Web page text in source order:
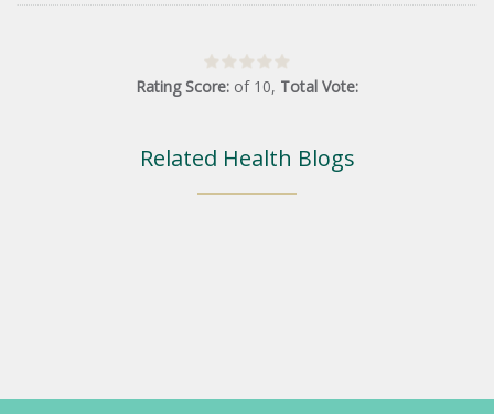
Rating Score: of 10, Total Vote:
Related Health Blogs